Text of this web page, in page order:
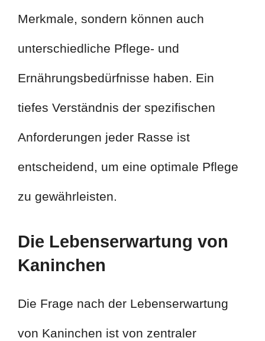
Merkmale, sondern können auch
unterschiedliche Pflege- und
Ernährungsbedürfnisse haben. Ein
tiefes Verständnis der spezifischen
Anforderungen jeder Rasse ist
entscheidend, um eine optimale Pflege
zu gewährleisten.
Die Lebenserwartung von
Kaninchen
Die Frage nach der Lebenserwartung
von Kaninchen ist von zentraler